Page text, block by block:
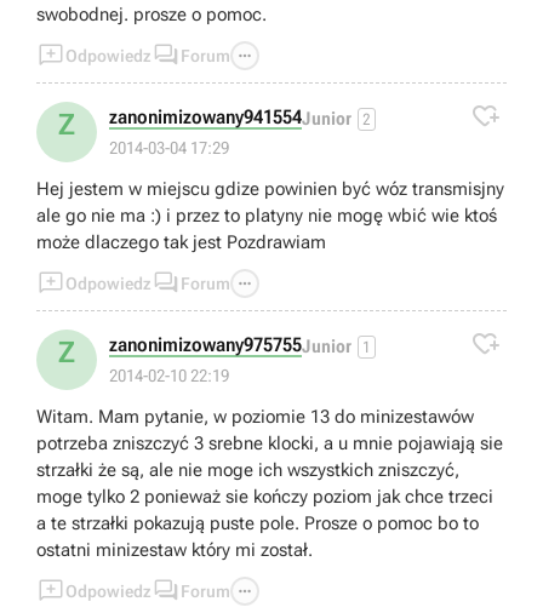
swobodnej. prosze o pomoc.
Odpowiedz  Forum 
Z zanonimizowany941554Junior 2
2014-03-04 17:29

Hej jestem w miejscu gdize powinien być wóz transmisjny
ale go nie ma :) i przez to platyny nie mogę wbić wie ktoś
może dlaczego tak jest Pozdrawiam
Odpowiedz  Forum 
Z zanonimizowany975755Junior 1
2014-02-10 22:19

Witam. Mam pytanie, w poziomie 13 do minizestawów
potrzeba zniszczyć 3 srebne klocki, a u mnie pojawiają sie
strzałki że są, ale nie moge ich wszystkich zniszczyć,
moge tylko 2 ponieważ sie kończy poziom jak chce trzeci
a te strzałki pokazują puste pole. Prosze o pomoc bo to
ostatni minizestaw który mi został.
Odpowiedz  Forum 